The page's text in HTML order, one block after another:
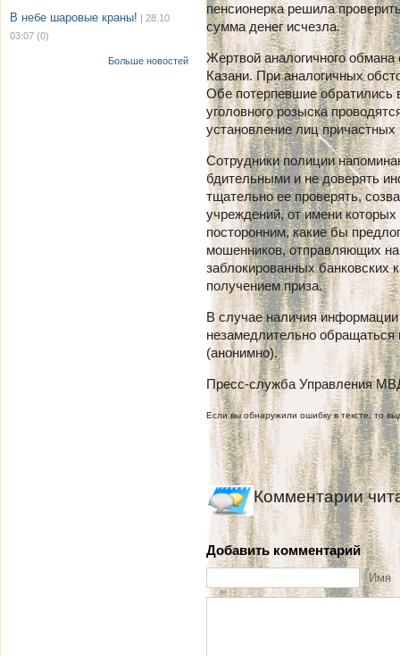
В небе шаровые краны! | 28.10
03:07 (0)
Больше новостей
пенсионерка решила
сумма денег исчезла.
Жертвой аналогичного
Казани. При аналогичных
Обе потерпевшие обратились
уголовного розыска
установление лиц
Сотрудники полиции
бдительными и не доверять
тщательно ее проверять,
учреждений, от имени
посторонним, какие бы
мошенников, отправляющих
заблокированных банковских
получением приза.
В случае наличия
незамедлительно
(анонимно).
Пресс-служба Управления
Если вы обнаружили ошибку в тексте, то
Комментарии
Добавить комментарий
Имя